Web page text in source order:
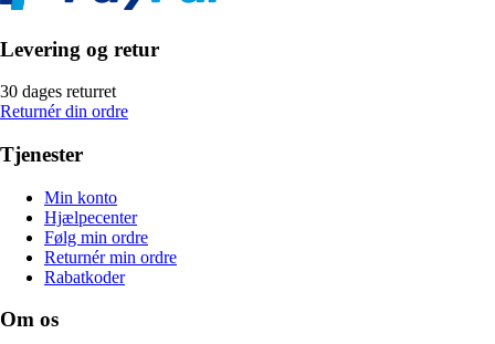
Levering og retur
30 dages returret
Returnér din ordre
Tjenester
Min konto
Hjælpecenter
Følg min ordre
Returnér min ordre
Rabatkoder
Om os